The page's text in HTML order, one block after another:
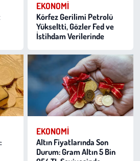
EKONOMI
Körfez Gerilimi Petrolü
Yükseltti, Gözler Fed ve
İstihdam Verilerinde
EKONOMI
Altın Fiyatlarında Son
Durum: Gram Altın 5 Bin